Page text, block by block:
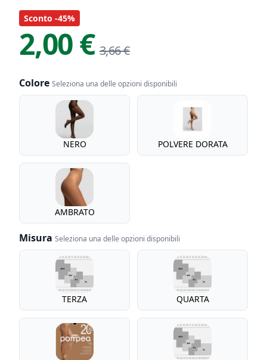
Informazioni Prodotto
Descrizione riassuntiva
Sconto -45%
2,00 € 3,66 €
Colore Seleziona una delle opzioni disponibili
Colore
NERO POLVERE DORATA
AMBRATO
Misura Seleziona una delle opzioni disponibili
Misura
TERZA QUARTA